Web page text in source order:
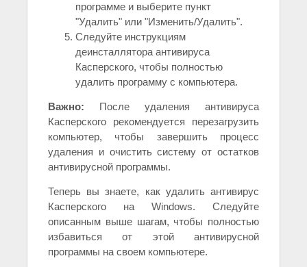
программе и выберите пункт
"Удалить" или "Изменить/Удалить".
Следуйте инструкциям
деинсталлятора антивируса
Касперского, чтобы полностью
удалить программу с компьютера.
Важно: После удаления антивируса
Касперского рекомендуется перезагрузить
компьютер, чтобы завершить процесс
удаления и очистить систему от остатков
антивирусной программы.
Теперь вы знаете, как удалить антивирус
Касперского на Windows. Следуйте
описанным выше шагам, чтобы полностью
избавиться от этой антивирусной
программы на своем компьютере.